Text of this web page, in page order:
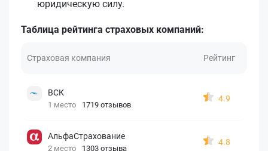
юридическую силу.
Таблица рейтинга страховых компаний:
Страховая компания Рейтинг
ВСК
1 место 1719 отзывов
4.9
АльфаСтрахование
2 место 1303 отзыва
4.8